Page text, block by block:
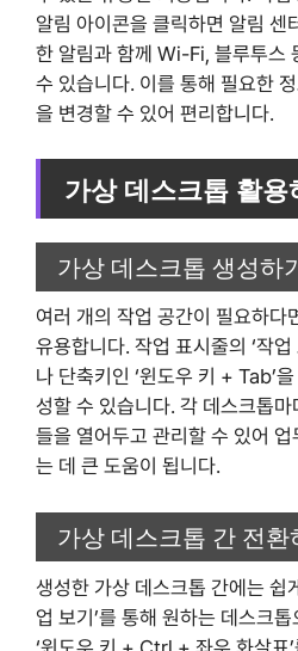
알림 아이콘을 클릭하면 알림 센
한 알림과 함께 Wi-Fi, 블루투스
수 있습니다. 이를 통해 필요한
을 변경할 수 있어 편리합니다.
가상 데스크톱 활용
가상 데스크톱 생성하
여러 개의 작업 공간이 필요하다
유용합니다. 작업 표시줄의 ‘작업
나 단축키인 ‘윈도우 키 + Tab’
성할 수 있습니다. 각 데스크톱
들을 열어두고 관리할 수 있어
는 데 큰 도움이 됩니다.
가상 데스크톱 간 전환
생성한 가상 데스크톱 간에는 쉽
업 보기’를 통해 원하는 데스크